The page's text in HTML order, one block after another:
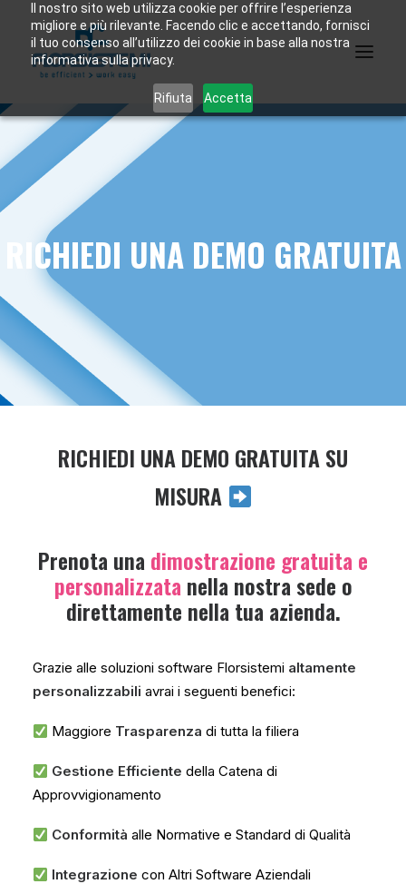
Il nostro sito web utilizza cookie per offrire l’esperienza
migliore e più rilevante. Facendo clic e accettando, fornisci
il tuo consenso all’utilizzo dei cookie in base alla nostra
informativa sulla privacy.
Rifiuta Accetta
CHI SIAMO
CASI STUDIO
SOLUZIONI
ASSISTENZA
CONTATTI
RICHIEDI UNA DEMO
hello@florsistemi.it
SEDI: Milano – Roma – Firenze
FACEBOOK
LINKEDIN
INSTAGRAM
RICHIEDI UNA DEMO GRATUITA
RICHIEDI UNA DEMO GRATUITA SU
MISURA ​
Prenota una dimostrazione gratuita e
personalizzata nella nostra sede o
direttamente nella tua azienda.
Grazie alle soluzioni software Florsistemi altamente
personalizzabili avrai i seguenti benefici:
​ Maggiore Trasparenza di tutta la filiera
​ Gestione Efficiente della Catena di
Approvvigionamento
​ Conformità alle Normative e Standard di Qualità
​ Integrazione con Altri Software Aziendali